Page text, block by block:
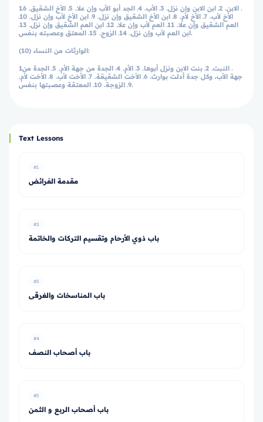
1ـ الابن. 2ـ ابن الابن وإن نزل. 3ـ الأب. 4ـ الجد أبو الأب وإن علا. 5ـ الأخ الشقيق. 6ـ
الأخ لأب. 7ـ الأخ لأم. 8ـ ابن الأخ الشقيق وإن نزل. 9ـ ابن الأخ لأب وإن نزل. 10ـ
العم الشقيق وإن علا. 11ـ العم لأب وإن علا. 12ـ ابن العم الشقيق وإن نزل. 13ـ
ابن العم لأب وإن نزل. 14ـ الزوج. 15ـ المعتق وعصبته بنفس.
الوارثات من النساء (10):
1ـ النبت. 2ـ بنت الابن ونزل أبوها. 3ـ الأم. 4ـ الجدة من جهة الأم. 5ـ الجدة من
جهة الأب، وكل جدة أدلت بوارث. 6ـ الأخت الشقيقة. 7ـ الأخت لأب. 8ـ الأخت لأم.
9ـ الزوجة. 10ـ المعتقة وعصبتها بنفس.
Text Lessons
#1
مقدمة الفرائض
#2
باب ذوي الأرحام وتقسيم التركات والخاتمة
#3
باب المناسخات والغرقى
#4
باب أصحاب النصف
#5
باب أصحاب الربع و الثمن